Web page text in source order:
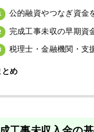
公的融資やつなぎ資金
完成工事未収の早期資
税理士・金融機関・支
とめ